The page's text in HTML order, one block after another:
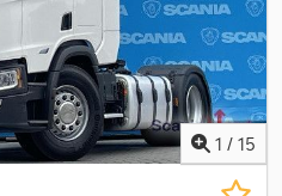
1 / 15